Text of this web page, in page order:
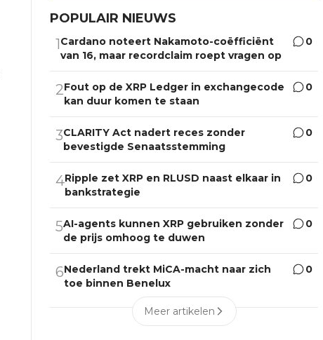
POPULAIR NIEUWS
1Cardano noteert Nakamoto-coëfficiënt
van 16, maar recordclaim roept vragen op
0
2Fout op de XRP Ledger in exchangecode
kan duur komen te staan
0
3CLARITY Act nadert reces zonder
bevestigde Senaatsstemming
0
4Ripple zet XRP en RLUSD naast elkaar in
bankstrategie
0
5AI-agents kunnen XRP gebruiken zonder
de prijs omhoog te duwen
0
6Nederland trekt MiCA-macht naar zich
toe binnen Benelux
0
Meer artikelen